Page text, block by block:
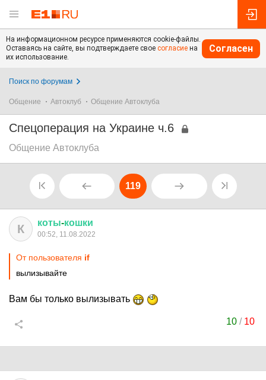
На информационном ресурсе применяются cookie-файлы.
Оставаясь на сайте, вы подтверждаете свое согласие на
их использование.
Согласен
Поиск по форумам
Общение Автоклуб Общение Автоклуба
Спецоперация на Украине ч.6
Общение Автоклуба
119
К коты-кошки
00:52, 11.08.2022
От пользователя if
вылизывайте
Вам бы только вылизывать
10/ 10